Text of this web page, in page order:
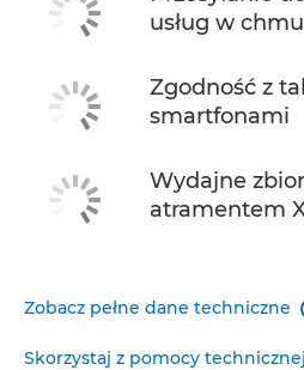
usług w
Zgodność z
smartfonami
Wydajne
atramentem
Zobacz pełne dane techniczne
Skorzystaj z pomocy technicznej